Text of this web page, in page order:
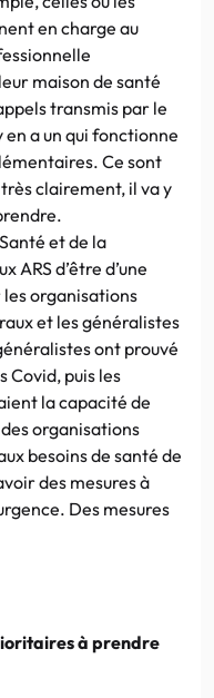
en charge au
maison de santé
transmis par le
en a un qui fonctionne
Ce sont
clairement, il va y
et de la
ARS d’être d’une
organisations
et les généralistes
ont prouvé
Covid, puis les
la capacité de
organisations
besoins de santé de
des mesures à
Des mesures
à prendre